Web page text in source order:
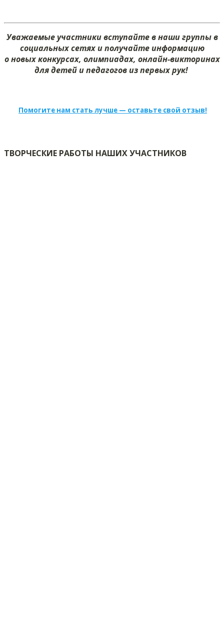
Уважаемые участники вступайте в наши группы в
социальных сетях и получайте информацию
о новых конкурсах, олимпиадах, онлайн-викторинах
для детей и педагогов из первых рук!
Помогите нам стать лучше — оставьте свой отзыв!
ТВОРЧЕСКИЕ РАБОТЫ НАШИХ УЧАСТНИКОВ